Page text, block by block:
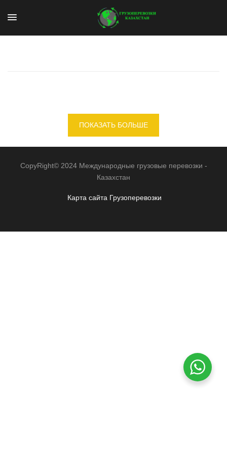
ПОКАЗАТЬ БОЛЬШЕ
CopyRight© 2024 Международные грузовые перевозки -
Казахстан
Карта сайта Грузоперевозки